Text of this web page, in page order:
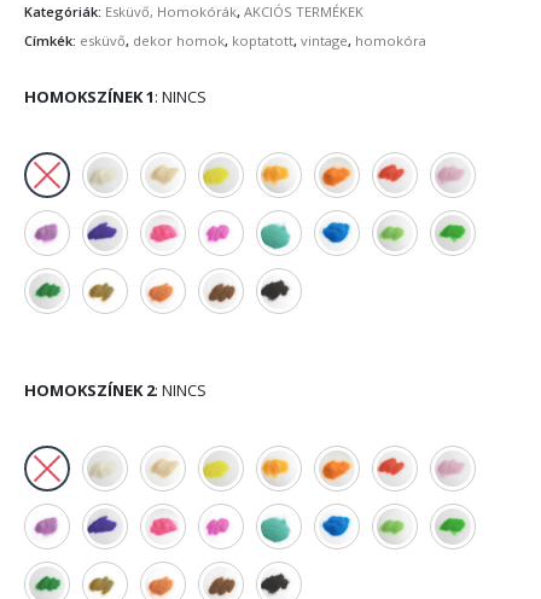
Kategóriák: Esküvő, Homokórák, AKCIÓS TERMÉKEK
Címkék: esküvő, dekor homok, koptatott, vintage, homokóra
HOMOKSZÍNEK 1: NINCS
HOMOKSZÍNEK 2: NINCS